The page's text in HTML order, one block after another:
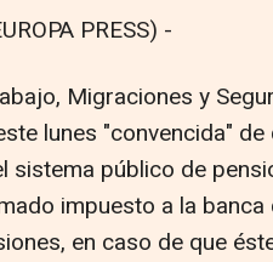
PRESS) -
Migraciones y
lunes "convencida"
sistema público de
impuesto a la banca
en caso de que